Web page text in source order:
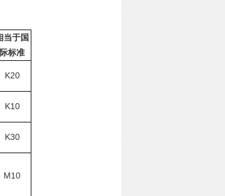
当于国
际标准
K20
K10
K30
M10